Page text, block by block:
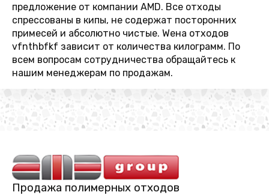
предложение от компании AMD. Все отходы
спрессованы в кипы, не содержат посторонних
примесей и абсолютно чистые. Wена отходов
vfnthbfkf зависит от количества килограмм. По
всем вопросам сотрудничества обращайтесь к
нашим менеджерам по продажам.
Продажа полимерных отходов